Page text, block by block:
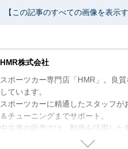
【この記事のすべての画像を表示
HMR株式会社
スポーツカー専門店「HMR」。良
しています。
スポーツカーに精通したスタッフ
＆チューニングまでサポート。
中古車の販売では、動画を活用した
遠方で車を観に来れない方でも安